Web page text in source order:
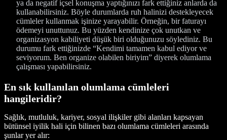
ya da negatif içsel konuşma yaptığınızı fark ettiğiniz anlarda da
kullanabilirsiniz. Böyle durumlarda ruh halinizi destekleyecek
cümleler kullanmak işinize yarayabilir. Örneğin, bir faturayı
ödemeyi unuttunuz. Bu yüzden kendinize çok unutkan ve
organizasyon kabiliyeti düşük biri olduğunuzu söylediniz. Bu
durumu fark ettiğinizde “Kendimi tamamen kabul ediyor ve
seviyorum. Ben organize olabilen biriyim” diyerek olumlama
çalışması yapabilirsiniz.
En sık kullanılan olumlama cümleleri
hangileridir?
Sağlık, mutluluk, kariyer, sosyal ilişkiler gibi alanları kapsayan
bütünsel iyilik hali için bilinen bazı olumlama cümleleri arasında
şunlar yer alır: